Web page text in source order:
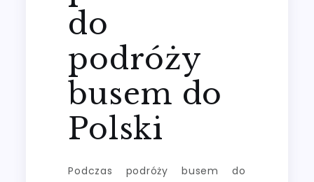
do
podróży
busem do
Polski
Podczas podróży busem do